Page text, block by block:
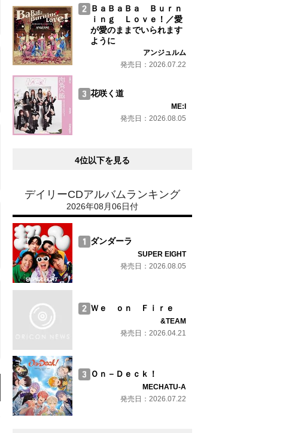
ＢａＢａＢａ Ｂｕｒｎ
ｉｎｇ Ｌｏｖｅ！／愛
が愛のままでいられます
ように
アンジュルム
発売日：2026.07.22
花咲く道
ME:I
発売日：2026.08.05
4位以下を見る
デイリーCDアルバムランキング
2026年08月06日付
ダンダーラ
SUPER EIGHT
発売日：2026.08.05
Ｗｅ ｏｎ Ｆｉｒｅ
&TEAM
発売日：2026.04.21
Ｏｎ－Ｄｅｃｋ！
MECHATU-A
発売日：2026.07.22